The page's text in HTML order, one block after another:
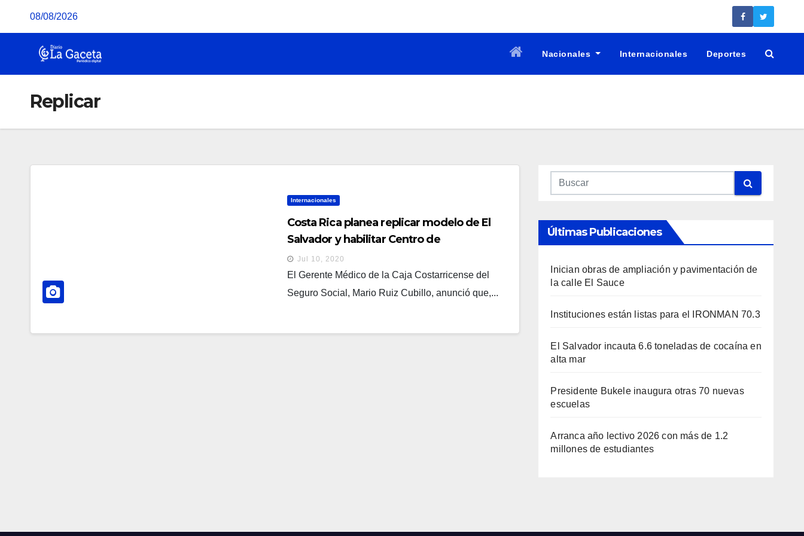
08/08/2026
Nacionales Internacionales Deportes
Replicar
Internacionales
Costa Rica planea replicar modelo de El
Salvador y habilitar Centro de
Convenciones para pacientes con COVID-
19
Jul 10, 2020
El Gerente Médico de la Caja Costarricense del
Seguro Social, Mario Ruiz Cubillo, anunció que,...
Últimas Publicaciones
Inician obras de ampliación y pavimentación de
la calle El Sauce
Instituciones están listas para el IRONMAN 70.3
El Salvador incauta 6.6 toneladas de cocaína en
alta mar
Presidente Bukele inaugura otras 70 nuevas
escuelas
Arranca año lectivo 2026 con más de 1.2
millones de estudiantes